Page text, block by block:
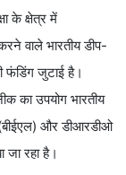
के क्षेत्र में
वाले भारतीय डीप-
फंडिंग जुटाई है।
का उपयोग भारतीय
(बीईएल) और डीआरडीओ
जा रहा है।